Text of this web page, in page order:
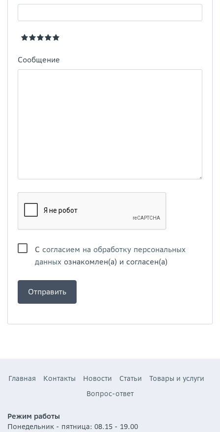
Сообщение
С согласием на обработку персональных
данных ознакомлен(а) и согласен(а)
Главная Контакты Новости Статьи
Товары и услуги
Вопрос-ответ
Режим работы
Понедельник - пятница: 08.15 - 19.00